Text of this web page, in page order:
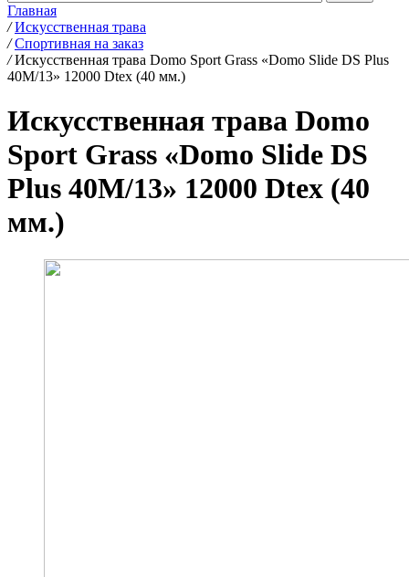
Главная
/ Искусственная трава
/ Спортивная на заказ
/ Искусственная трава Domo Sport Grass «Domo Slide DS Plus
40M/13» 12000 Dtex (40 мм.)
Искусственная трава Domo
Sport Grass «Domo Slide DS
Plus 40M/13» 12000 Dtex (40
мм.)